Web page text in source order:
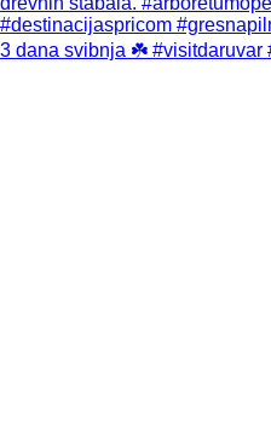
3 dana svibnja ☘️ #visitdaruvar